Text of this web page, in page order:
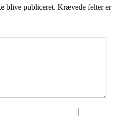
blive publiceret. Krævede felter er